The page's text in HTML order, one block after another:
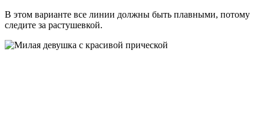
В этом варианте все линии должны быть плавными, потому
следите за растушевкой.